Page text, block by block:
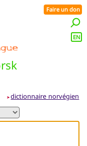
Faire un don
EN
➤dictionnaire norvégien